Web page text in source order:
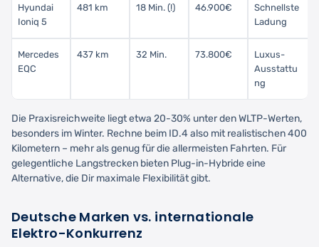
Hyundai
Ioniq 5
481 km 18 Min. (!) 46.900€
Schnellste
Ladung
Mercedes
EQC
437 km 32 Min. 73.800€
Luxus-
Ausstattu
ng
Die Praxisreichweite liegt etwa 20-30% unter den WLTP-Werten,
besonders im Winter. Rechne beim ID.4 also mit realistischen 400
Kilometern – mehr als genug für die allermeisten Fahrten. Für
gelegentliche Langstrecken bieten Plug-in-Hybride eine
Alternative, die Dir maximale Flexibilität gibt.
Deutsche Marken vs. internationale
Elektro-Konkurrenz